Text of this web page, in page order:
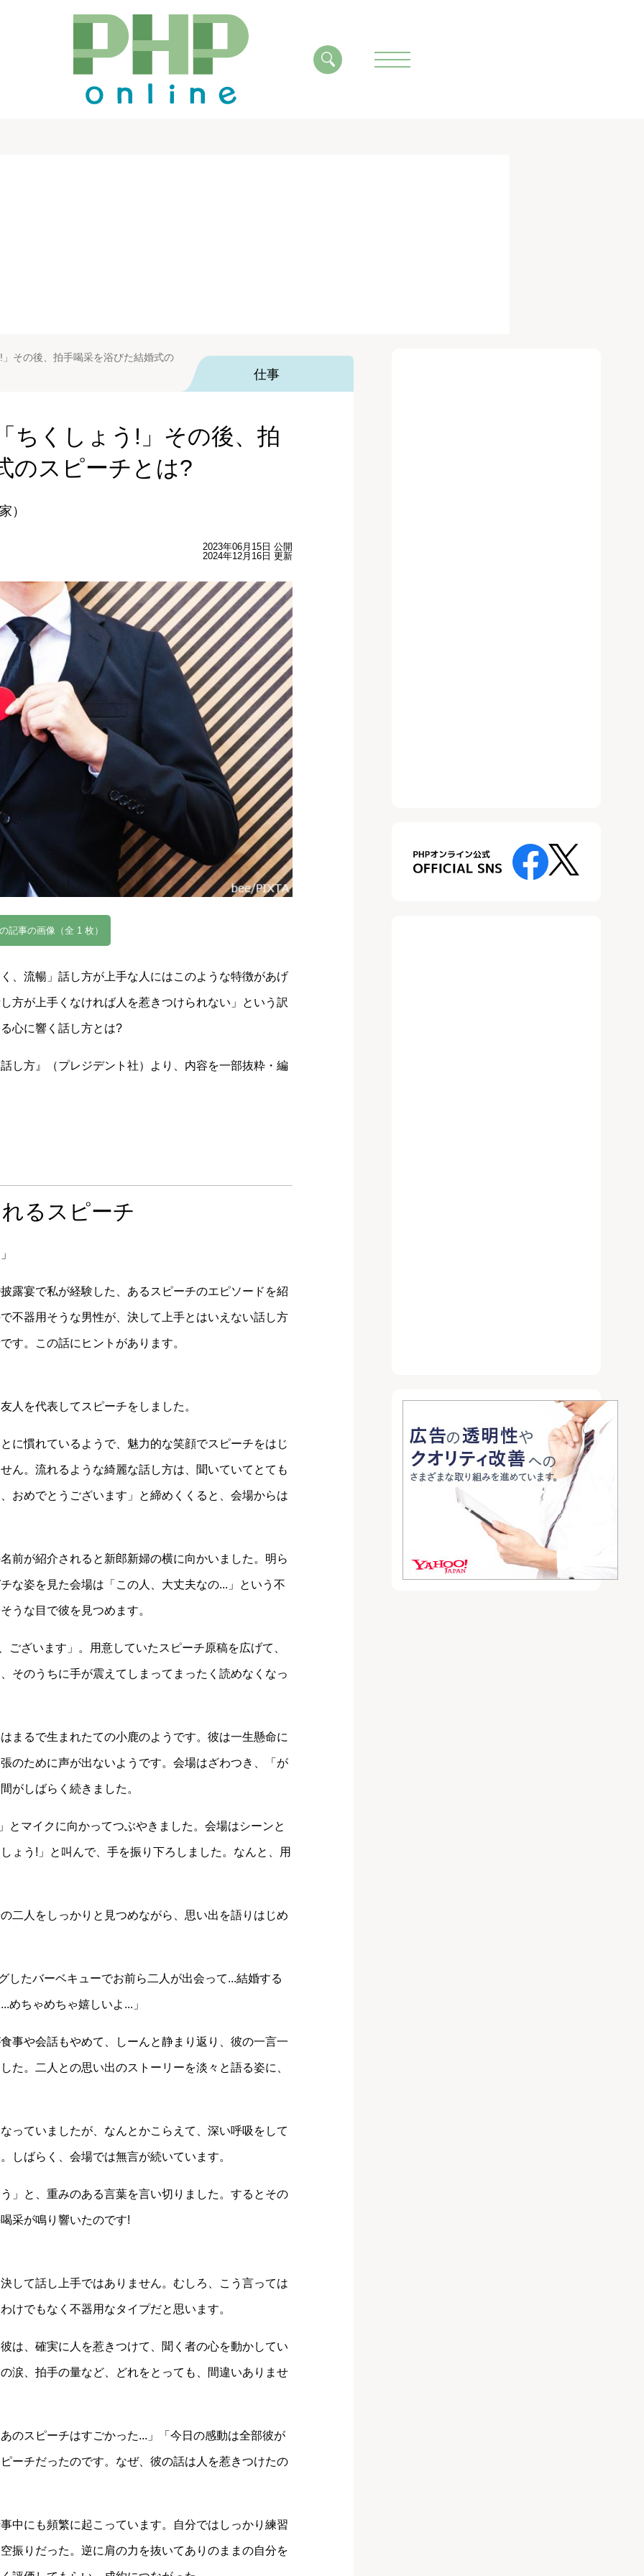
その後、拍手喝采を浴びた結婚式の
仕事
ちくしょう!」その後、拍
のスピーチとは?
）
2023年06月15日 公開
2024年12月16日 更新
記事の画像（全 1 枚）
、流暢」話し方が上手な人にはこのような特徴があげ
方が上手くなければ人を惹きつけられない」という訳
心に響く話し方とは?
し方』（プレジデント社）より、内容を一部抜粋・編
るスピーチ
露宴で私が経験した、あるスピーチのエピソードを紹
不器用そうな男性が、決して上手とはいえない話し方
す。この話にヒントがあります。
人を代表してスピーチをしました。
に慣れているようで、魅力的な笑顔でスピーチをはじ
ん。流れるような綺麗な話し方は、聞いていてとても
おめでとうございます」と締めくくると、会場からは
前が紹介されると新郎新婦の横に向かいました。明ら
な姿を見た会場は「この人、大丈夫なの...」という不
うな目で彼を見つめます。
ざいます」。用意していたスピーチ原稿を広げて、
そのうちに手が震えてしまってまったく読めなくなっ
まるで生まれたての小鹿のようです。彼は一生懸命に
のために声が出ないようです。会場はざわつき、「が
がしばらく続きました。
とマイクに向かってつぶやきました。会場はシーンと
ょう!」と叫んで、手を振り下ろしました。なんと、用
二人をしっかりと見つめながら、思い出を語りはじめ
したバーベキューでお前ら二人が出会って...結婚する
めちゃめちゃ嬉しいよ...」
事や会話もやめて、しーんと静まり返り、彼の一言一
た。二人との思い出のストーリーを淡々と語る姿に、
っていましたが、なんとかこらえて、深い呼吸をして
しばらく、会場では無言が続いています。
」と、重みのある言葉を言い切りました。するとその
采が鳴り響いたのです!
して話し上手ではありません。むしろ、こう言っては
けでもなく不器用なタイプだと思います。
は、確実に人を惹きつけて、聞く者の心を動かしてい
涙、拍手の量など、どれをとっても、間違いありませ
のスピーチはすごかった...」「今日の感動は全部彼が
ーチだったのです。なぜ、彼の話は人を惹きつけたの
中にも頻繁に起こっています。自分ではしっかり練習
振りだった。逆に肩の力を抜いてありのままの自分を